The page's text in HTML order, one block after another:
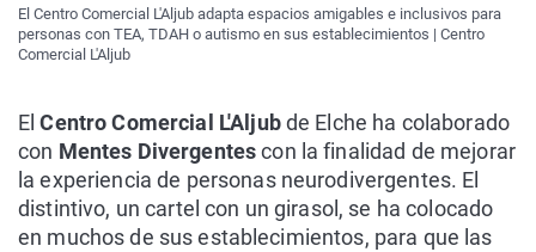
El Centro Comercial L'Aljub adapta espacios amigables e inclusivos para
personas con TEA, TDAH o autismo en sus establecimientos | Centro
Comercial L'Aljub
ElCentro Comercial L'Aljubde Elche ha colaborado
con Mentes Divergentescon la finalidad de mejorar
la experiencia de personas neurodivergentes. El
distintivo, un cartel con un girasol, se ha colocado
en muchos de sus establecimientos, para que las